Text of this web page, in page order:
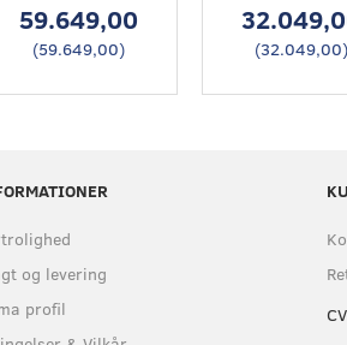
59.649,00
(59.649,00) (32.049,00)
og levering
profil